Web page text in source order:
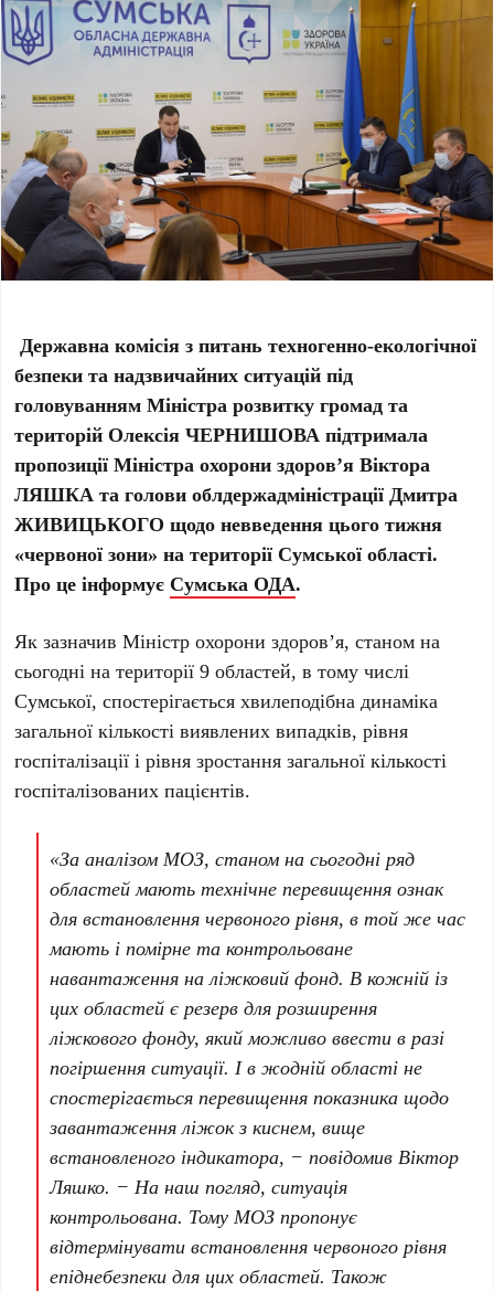
Державна комісія з питань техногенно-екологічної
безпеки та надзвичайних ситуацій під
головуванням Міністра розвитку громад та
територій Олексія ЧЕРНИШОВА підтримала
пропозиції Міністра охорони здоров’я Віктора
ЛЯШКА та голови облдержадміністрації Дмитра
ЖИВИЦЬКОГО щодо невведення цього тижня
«червоної зони» на території Сумської області.
Про це інформує Сумська ОДА.
Як зазначив Міністр охорони здоров’я, станом на
сьогодні на території 9 областей, в тому числі
Сумської, спостерігається хвилеподібна динаміка
загальної кількості виявлених випадків, рівня
госпіталізації і рівня зростання загальної кількості
госпіталізованих пацієнтів.
«За аналізом МОЗ, станом на сьогодні ряд
областей мають технічне перевищення ознак
для встановлення червоного рівня, в той же час
мають і помірне та контрольоване
навантаження на ліжковий фонд. В кожній із
цих областей є резерв для розширення
ліжкового фонду, який можливо ввести в разі
погіршення ситуації. І в жодній області не
спостерігається перевищення показника щодо
завантаження ліжок з киснем, вище
встановленого індикатора, − повідомив Віктор
Ляшко. − На наш погляд, ситуація
контрольована. Тому МОЗ пропонує
відтермінувати встановлення червоного рівня
епіднебезпеки для цих областей. Також